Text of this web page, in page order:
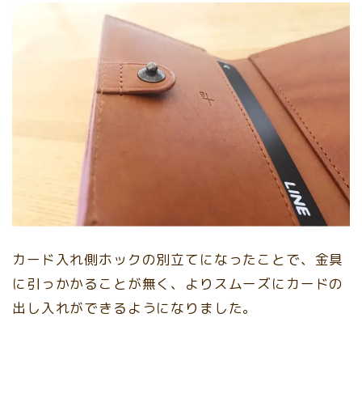
カード入れ側ホックの別立てになったことで、金具
に引っかかることが無く、よりスムーズにカードの
出し入れができるようになりました。